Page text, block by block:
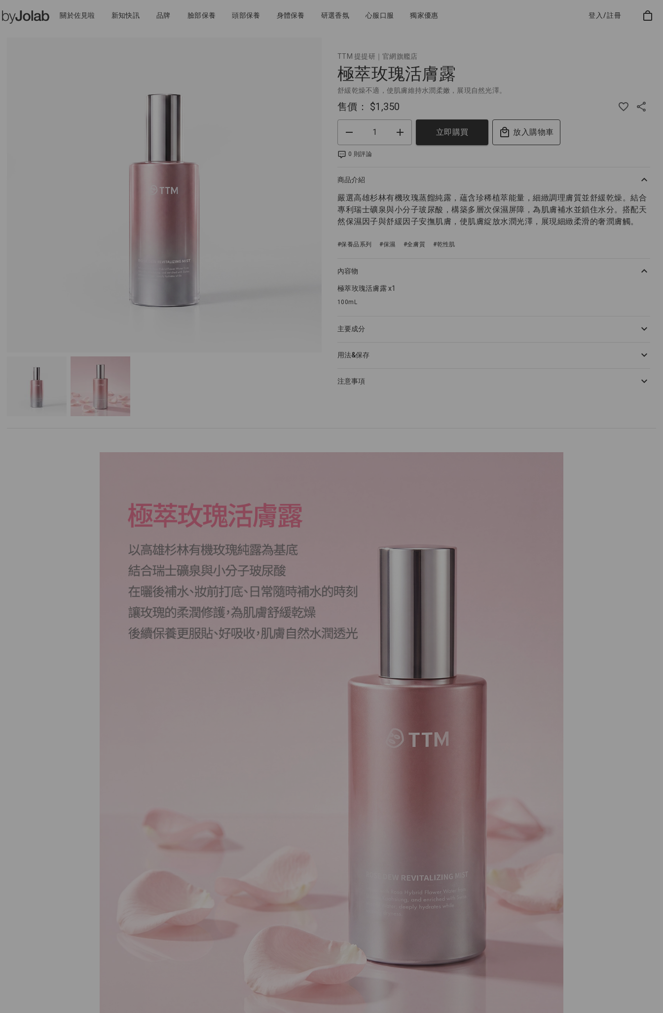
關於佐見啦 新知快訊 品牌 臉部保養 頭部保養 身體保養 研選香氛 心服口服 獨家優惠 登入/註冊
TTM 提提研｜官網旗艦店
極萃玫瑰活膚露
舒緩乾燥不適，使肌膚維持水潤柔嫩，展現自然光澤。
售價： $1,350
立即購買 放入購物車
0 則評論
商品介紹
嚴選高雄杉林有機玫瑰蒸餾純露，蘊含珍稀植萃能量，細緻調理膚質並舒緩乾燥。結合
專利瑞士礦泉與小分子玻尿酸，構築多層次保濕屏障，為肌膚補水並鎖住水分。搭配天
然保濕因子與舒緩因子安撫肌膚，使肌膚綻放水潤光澤，展現細緻柔滑的奢潤膚觸。
#保養品系列 #保濕 #全膚質 #乾性肌
內容物
極萃玫瑰活膚露 x1
100mL
主要成分
用法&保存
注意事項